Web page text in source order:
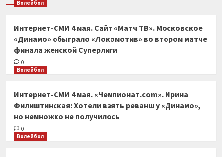
Волейбол
Интернет-СМИ 4 мая. Сайт «Матч ТВ». Московское
«Динамо» обыграло «Локомотив» во втором матче
финала женской Суперлиги
0
Волейбол
Интернет-СМИ 4 мая. «Чемпионат.com». Ирина
Филиштинская: Хотели взять реванш у «Динамо»,
но немножко не получилось
0
Волейбол